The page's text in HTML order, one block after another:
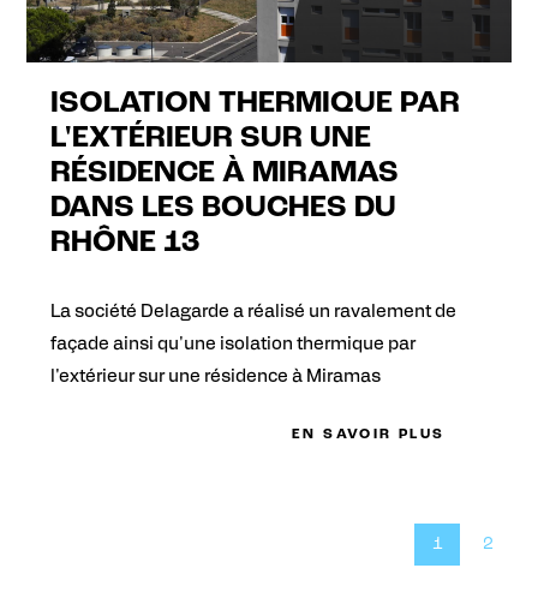
ISOLATION THERMIQUE PAR
L'EXTÉRIEUR SUR UNE
RÉSIDENCE À MIRAMAS
DANS LES BOUCHES DU
RHÔNE 13
La société Delagarde a réalisé un ravalement de
façade ainsi qu'une isolation thermique par
l'extérieur sur une résidence à Miramas
EN SAVOIR PLUS
1 2